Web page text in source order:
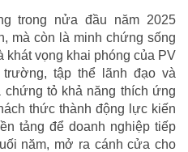
trong nửa đầu năm 2025
mà còn là minh chứng sống
khát vọng khai phóng của PV
tập thể lãnh đạo và
tỏ khả năng thích ứng
thức thành động lực kiến
tảng để doanh nghiệp tiếp
năm, mở ra cánh cửa cho